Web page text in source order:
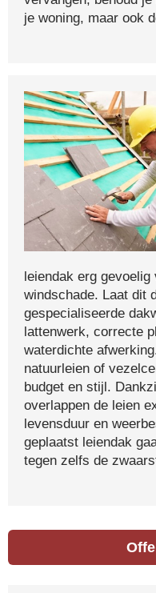
je woning, maar ook
leiendak erg
windschade. Laat dit
gespecialiseerde
lattenwerk, correcte
waterdichte
natuurleien of
budget en stijl.
overlappen de leien
levensduur en
geplaatst leiendak
tegen zelfs de